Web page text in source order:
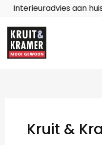
Kruit &